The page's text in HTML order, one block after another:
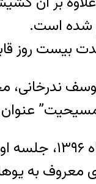
شده است.
بیست روز
ندرخانی،
مسیحیت”
و زمان فدائی معروف به